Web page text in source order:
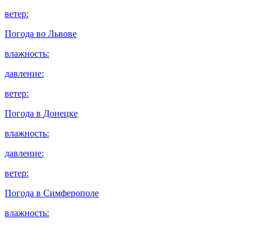
ветер:
Погода во Львове
влажность:
давление:
ветер:
Погода в Донецке
влажность:
давление:
ветер:
Погода в Симферополе
влажность: